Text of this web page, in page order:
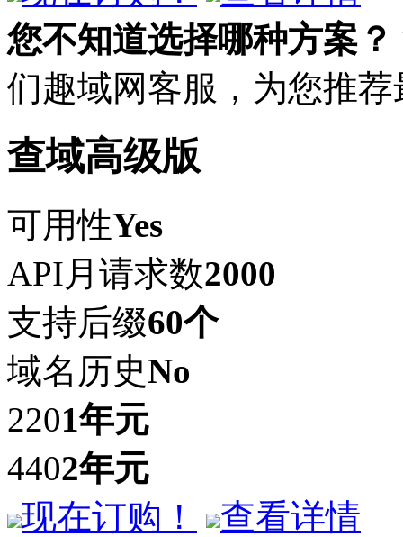
您不知道选择哪种方案？
们趣域网客服，为您推
查域高级版
可用性Yes
API月请求数2000
支持后缀60个
域名历史No
2201年元
4402年元
现在订购！
查看详情